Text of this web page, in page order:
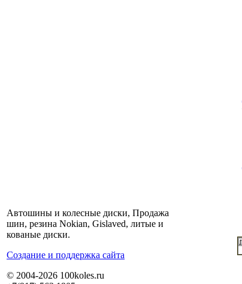
Автошины и колесные диски, Продажа
шин, резина Nokian, Gislaved, литые и
кованые диски.
Cоздание и поддержка сайта
© 2004-2026 100koles.ru